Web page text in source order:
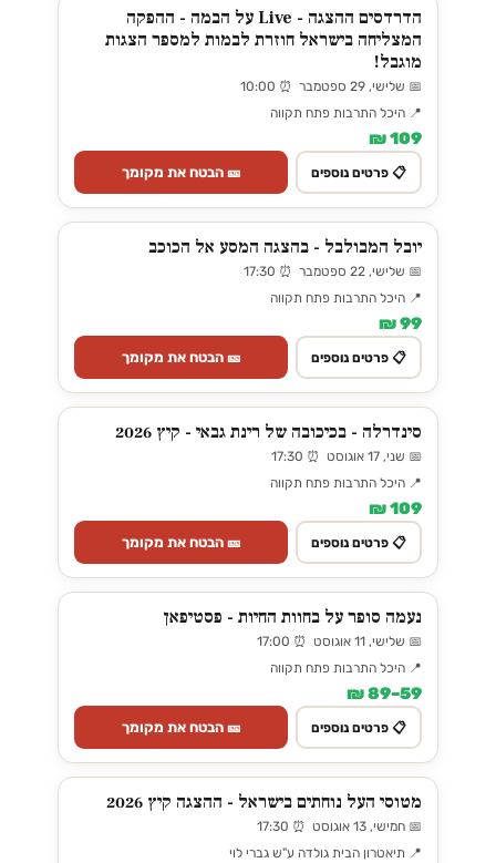
הדרדסים ההצגה - Live על הבמה - ההפקה
המצליחה בישראל חוזרת לבמות למספר הצגות
מוגבל!
📅 שלישי, 29 ספטמבר ⏰ 10:00
📍 היכל התרבות פתח תקווה
109 ₪
📋 פרטים נוספים 🎫 הבטח את מקומך
יובל המבולבל - בהצגה המסע אל הכוכב
📅 שלישי, 22 ספטמבר ⏰ 17:30
📍 היכל התרבות פתח תקווה
99 ₪
📋 פרטים נוספים 🎫 הבטח את מקומך
סינדרלה - בכיכובה של רינת גבאי - קיץ 2026
📅 שני, 17 אוגוסט ⏰ 17:30
📍 היכל התרבות פתח תקווה
109 ₪
📋 פרטים נוספים 🎫 הבטח את מקומך
נעמה סופר על בחוות החיות - פסטיפאן
📅 שלישי, 11 אוגוסט ⏰ 17:00
📍 היכל התרבות פתח תקווה
59–89 ₪
📋 פרטים נוספים 🎫 הבטח את מקומך
מטוסי העל נוחתים בישראל - ההצגה קיץ 2026
📅 חמישי, 13 אוגוסט ⏰ 17:30
📍 תיאטרון הבית גולדה ע"ש גברי לוי